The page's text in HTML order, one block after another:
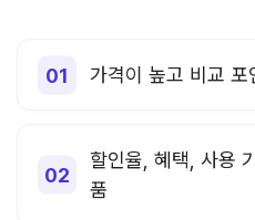
가격이 높고 비교 포
할인율, 혜택, 사용
품